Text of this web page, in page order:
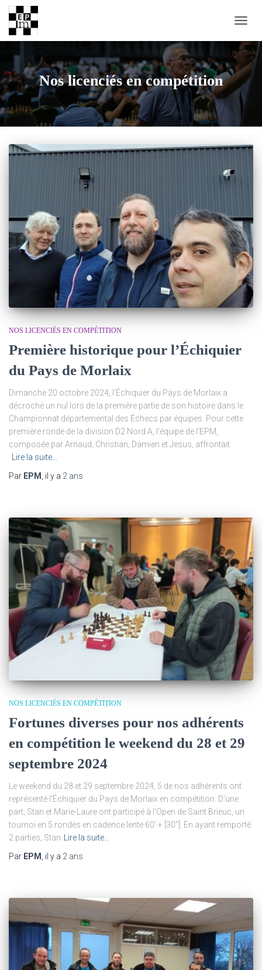
Nos licenciés en compétition
NOS LICENCIÉS EN COMPÉTITION
Première historique pour l’Échiquier
du Pays de Morlaix
Dimanche 20 octobre 2024, l’Échiquier du Pays de Morlaix a
décroché un nul lors de la première partie de son histoire dans le
Championnat départemental des Échecs par équipes. Pour cette
première ronde de la division D2 Nord A, l’équipe de l’EPM,
composée par Arnaud, Christian, Damien et Jesus, affrontait
Lire la suite…
Par EPM , il y a 2 ans
NOS LICENCIÉS EN COMPÉTITION
Fortunes diverses pour nos adhérents
en compétition le weekend du 28 et 29
septembre 2024
Le weekend du 28 et 29 septembre 2024, 5 de nos adhérents ont
représenté l’Échiquier du Pays de Morlaix en compétition. D’une
part, Stan et Marie-Laure ont participé à l’Open de Saint Brieuc, un
tournoi en 5 rondes en cadence lente 60′ + [30”]. En ayant remporté
2 parties, Stan Lire la suite…
Par EPM , il y a 2 ans